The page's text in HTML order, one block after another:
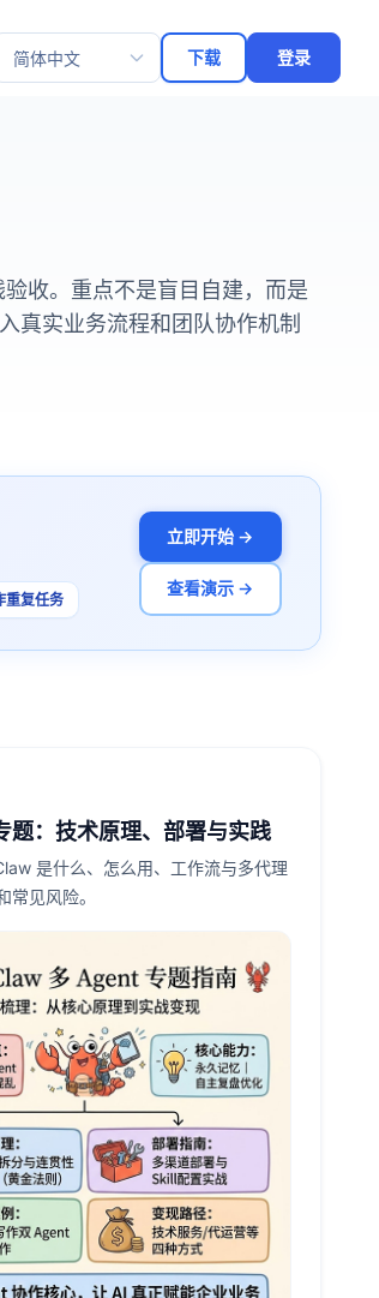
选择语言
下载 登录
收。重点不是盲目自建，而是
真实业务流程和团队协作机制
重复任务
立即开始 →
查看演示 →
题：技术原理、部署与实践
是什么、怎么用、工作流与多代理
常见风险。